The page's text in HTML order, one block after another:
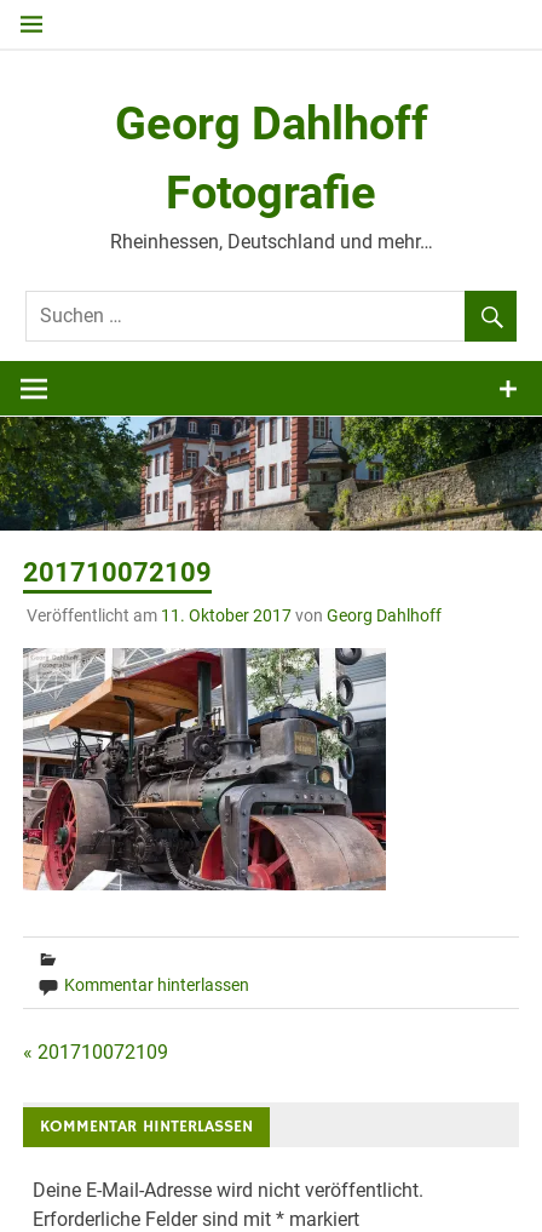
Zum
Georg Dahlhoff
Fotografie
Rheinhessen, Deutschland und mehr…
201710072109
Veröffentlicht am 11. Oktober 2017von Georg Dahlhoff
Kommentar hinterlassen
Beitragsnavigation
« 201710072109
KOMMENTAR HINTERLASSEN
Deine E-Mail-Adresse wird nicht veröffentlicht.
Erforderliche Felder sind mit* markiert